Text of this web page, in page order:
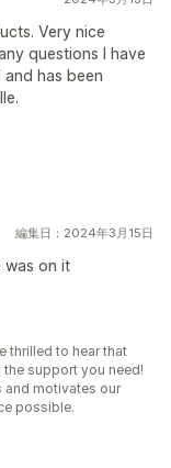
Very nice
questions I have
has been
編集日：2024年3月15日
was on it
thrilled to hear that
support you need!
and motivates our
possible.